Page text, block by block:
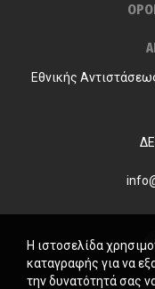
Εθνικής
Η ιστοσελίδα
καταγραφής για να
την δυνατότητά σας